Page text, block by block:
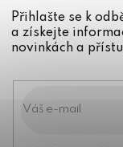
Přihlašte se k
a získejte
novinkách a